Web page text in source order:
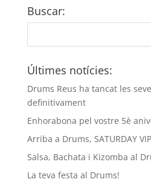
Buscar:
Últimes notícies:
Drums Reus ha tancat les
definitivament
Enhorabona pel vostre 5è
Arriba a Drums, SATURDAY
Salsa, Bachata i Kizomba al
La teva festa al Drums!